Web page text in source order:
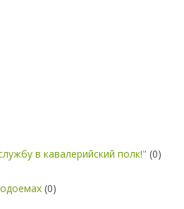
в кавалерийский полк!" (0)
(0)